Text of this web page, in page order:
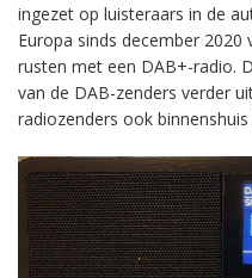
ingezet op luisteraars in de
Europa sinds december 2020
rusten met een DAB+-radio.
van de DAB-zenders verder
radiozenders ook